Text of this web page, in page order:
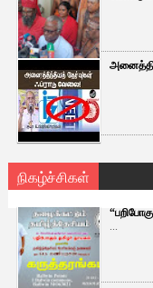
நிகழ்ச்சிகள்
...